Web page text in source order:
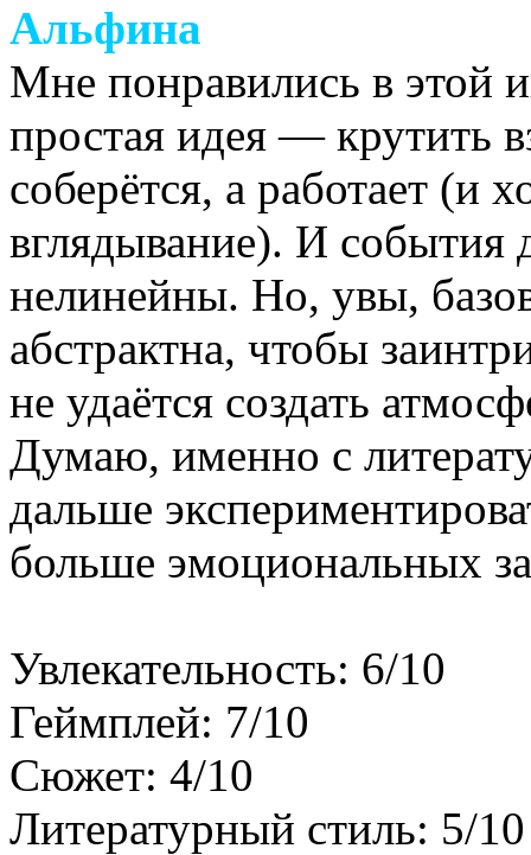
Альфина
Мне понравились в этой
простая идея — крутить
соберётся, а работает (и
вглядывание). И события
нелинейны. Но, увы,
абстрактна, чтобы
не удаётся создать
Думаю, именно с
дальше
больше эмоциональных
Увлекательность: 6/10
Геймплей: 7/10
Сюжет: 4/10
Литературный стиль: 5/10